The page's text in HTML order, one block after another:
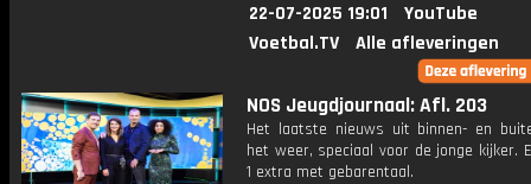
22-07-2025 19:01
YouTube
Voetbal.TV
Alle afleveringen
NOS Jeugdjournaal: Afl. 203
Het laatste nieuws uit binnen- en
het weer, speciaal voor de jonge kijker.
1 extra met gebarentaal.